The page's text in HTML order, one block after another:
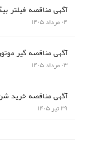
آگهی مناقصه فیلتر
۰۴ مرداد ۱۴۰۵
آگهی مناقصه گیر موتور
۰۳ مرداد ۱۴۰۵
آگهی مناقصه خرید
۲۹ تیر ۱۴۰۵